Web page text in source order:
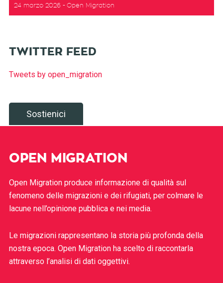
24 marzo 2026 Open Migration
TWITTER FEED
Tweets by open_migration
Sostienici
OPEN MIGRATION
Open Migration produce informazione di qualità sul
fenomeno delle migrazioni e dei rifugiati, per colmare le
lacune nell’opinione pubblica e nei media.
Le migrazioni rappresentano la storia più profonda della
nostra epoca. Open Migration ha scelto di raccontarla
attraverso l’analisi di dati oggettivi.